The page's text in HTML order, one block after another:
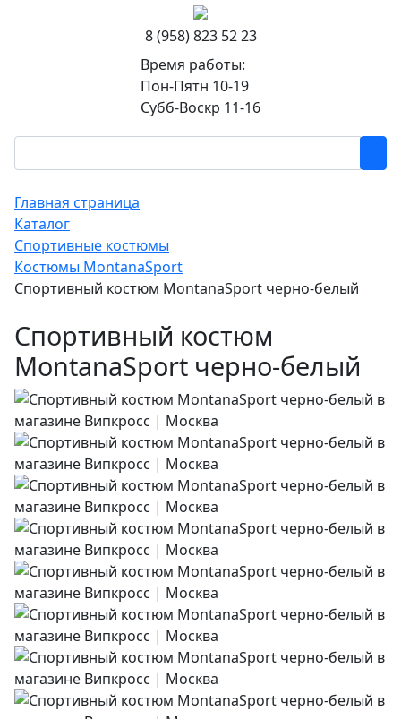
8 (958) 823 52 23
Время работы:
Пон-Пятн 10-19
Субб-Воскр 11-16
Главная страница
Каталог
Спортивные костюмы
Костюмы MontanaSport
Спортивный костюм MontanaSport черно-белый
Спортивный костюм
MontanaSport черно-белый